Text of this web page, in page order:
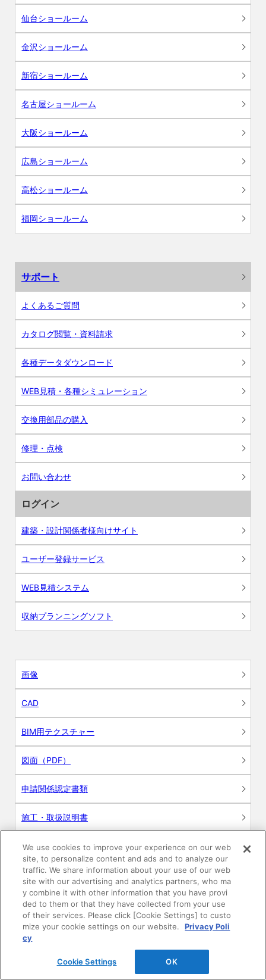
仙台ショールーム
金沢ショールーム
新宿ショールーム
名古屋ショールーム
大阪ショールーム
広島ショールーム
高松ショールーム
福岡ショールーム
サポート
よくあるご質問
カタログ閲覧・資料請求
各種データダウンロード
WEB見積・各種シミュレーション
交換用部品の購入
修理・点検
お問い合わせ
ログイン
建築・設計関係者様向けサイト
ユーザー登録サービス
WEB見積システム
収納プランニングソフト
画像
CAD
BIM用テクスチャー
図面（PDF）
申請関係認定書類
施工・取扱説明書
動画
シミュレーションツール
24時間換気システム〈エアスマート〉
簡易設計見積ソフト
R&Dセンター環境測定・分析サービス
商品マスター申し込み
We use cookies to improve your experience on our web
site, to personalize content and ads and to analyze our
traffic. We share information about your use of our web
site with our advertising and analytics partners, who ma
y combine it with other information that you have provi
ded to them or that they have collected from your use
of their services. Please click [Cookie Settings] to custo
mize your cookie settings on our website.
Privacy Poli
cy
Cookie Settings OK